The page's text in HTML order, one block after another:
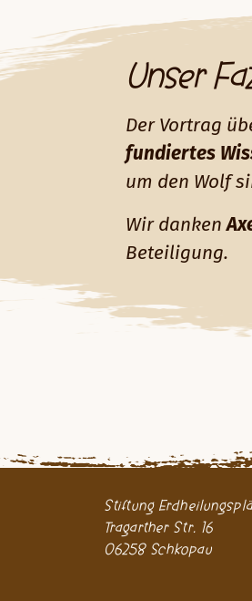
Unser
Der Vortrag
fundiertes
um den Wolf
Wir danken
Beteiligung.
Stiftung
Tragarther Str. 16
06258 Schkopau